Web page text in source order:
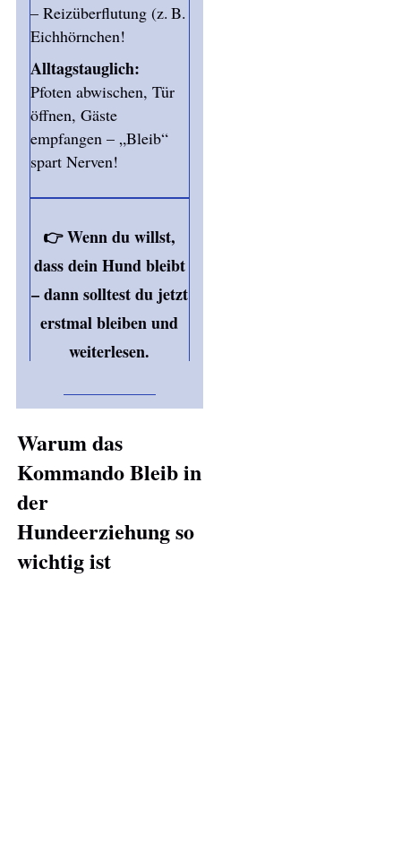
– Reizüberflutung (z. B.
Eichhörnchen!
Alltagstauglich:
Pfoten abwischen, Tür
öffnen, Gäste
empfangen – „Bleib“
spart Nerven!
👉 Wenn du willst,
dass dein Hund bleibt
– dann solltest du jetzt
erstmal bleiben und
weiterlesen.
Warum das
Kommando Bleib in
der
Hundeerziehung so
wichtig ist